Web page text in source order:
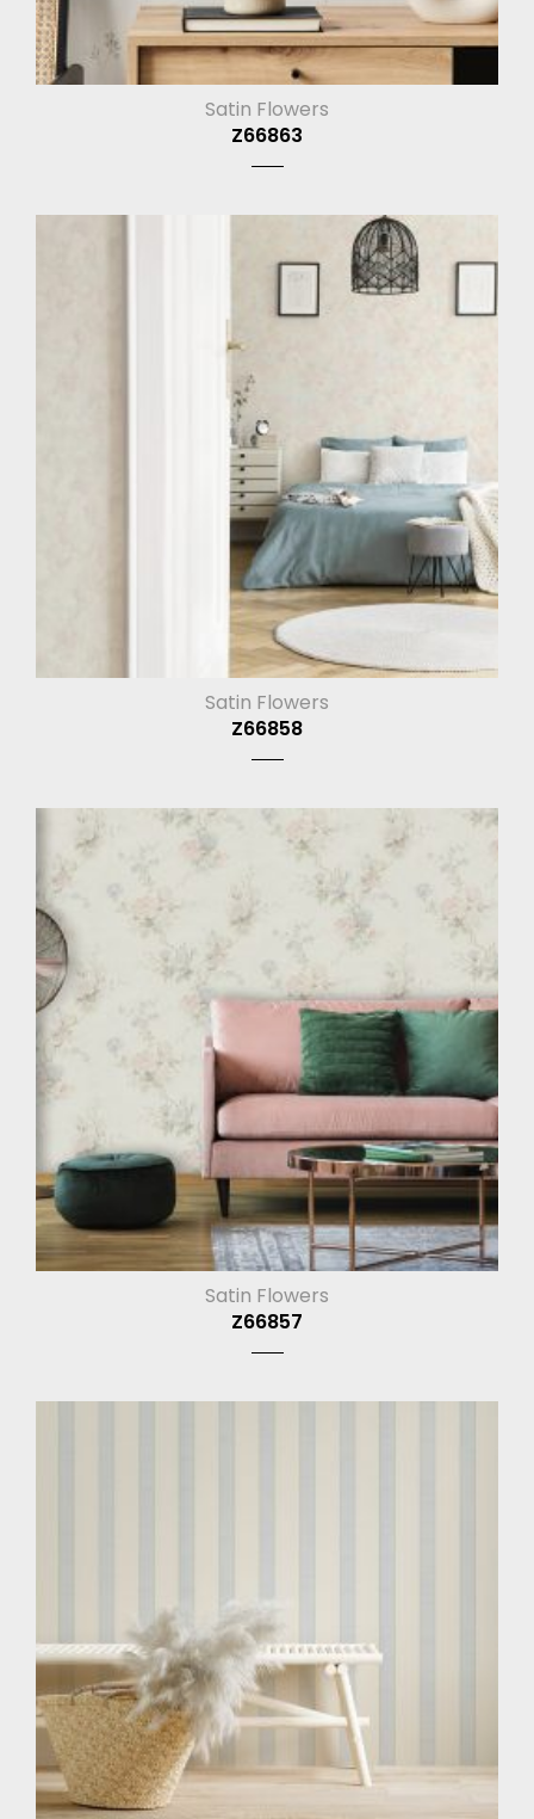
Satin Flowers
Z66863
Satin Flowers
Z66858
Satin Flowers
Z66857